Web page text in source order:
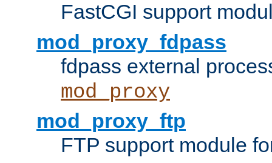
FastCGI support
mod_proxy_fdpass
fdpass external
mod_proxy
mod_proxy_ftp
FTP support module